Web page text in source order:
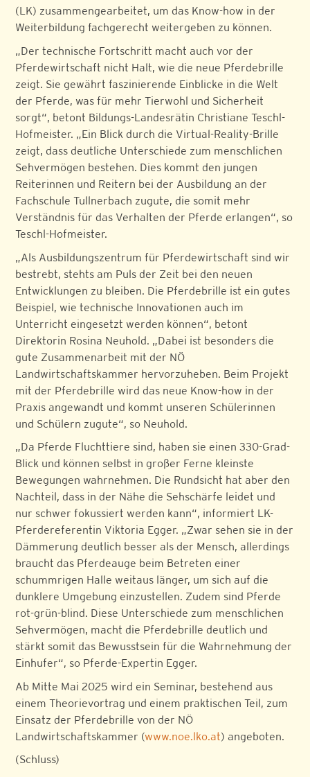
(LK) zusammengearbeitet, um das Know-how in der
Weiterbildung fachgerecht weitergeben zu können.
„Der technische Fortschritt macht auch vor der
Pferdewirtschaft nicht Halt, wie die neue Pferdebrille
zeigt. Sie gewährt faszinierende Einblicke in die Welt
der Pferde, was für mehr Tierwohl und Sicherheit
sorgt“, betont Bildungs-Landesrätin Christiane Teschl-
Hofmeister. „Ein Blick durch die Virtual-Reality-Brille
zeigt, dass deutliche Unterschiede zum menschlichen
Sehvermögen bestehen. Dies kommt den jungen
Reiterinnen und Reitern bei der Ausbildung an der
Fachschule Tullnerbach zugute, die somit mehr
Verständnis für das Verhalten der Pferde erlangen“, so
Teschl-Hofmeister.
„Als Ausbildungszentrum für Pferdewirtschaft sind wir
bestrebt, stehts am Puls der Zeit bei den neuen
Entwicklungen zu bleiben. Die Pferdebrille ist ein gutes
Beispiel, wie technische Innovationen auch im
Unterricht eingesetzt werden können“, betont
Direktorin Rosina Neuhold. „Dabei ist besonders die
gute Zusammenarbeit mit der NÖ
Landwirtschaftskammer hervorzuheben. Beim Projekt
mit der Pferdebrille wird das neue Know-how in der
Praxis angewandt und kommt unseren Schülerinnen
und Schülern zugute“, so Neuhold.
„Da Pferde Fluchttiere sind, haben sie einen 330-Grad-
Blick und können selbst in großer Ferne kleinste
Bewegungen wahrnehmen. Die Rundsicht hat aber den
Nachteil, dass in der Nähe die Sehschärfe leidet und
nur schwer fokussiert werden kann“, informiert LK-
Pferdereferentin Viktoria Egger. „Zwar sehen sie in der
Dämmerung deutlich besser als der Mensch, allerdings
braucht das Pferdeauge beim Betreten einer
schummrigen Halle weitaus länger, um sich auf die
dunklere Umgebung einzustellen. Zudem sind Pferde
rot-grün-blind. Diese Unterschiede zum menschlichen
Sehvermögen, macht die Pferdebrille deutlich und
stärkt somit das Bewusstsein für die Wahrnehmung der
Einhufer“, so Pferde-Expertin Egger.
Ab Mitte Mai 2025 wird ein Seminar, bestehend aus
einem Theorievortrag und einem praktischen Teil, zum
Einsatz der Pferdebrille von der NÖ
Landwirtschaftskammer (www.noe.lko.at) angeboten.
(Schluss)